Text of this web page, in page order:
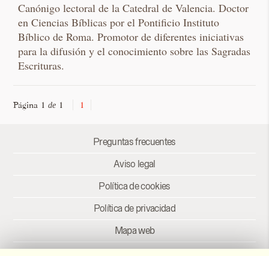
Canónigo lectoral de la Catedral de Valencia. Doctor
en Ciencias Bíblicas por el Pontificio Instituto
Bíblico de Roma. Promotor de diferentes iniciativas
para la difusión y el conocimiento sobre las Sagradas
Escrituras.
Página 1de 1 1
Preguntas frecuentes
Aviso legal
Política de cookies
Política de privacidad
Mapa web